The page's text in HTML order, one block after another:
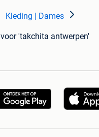
Kleding | Dames
voor 'takchita antwerpen'